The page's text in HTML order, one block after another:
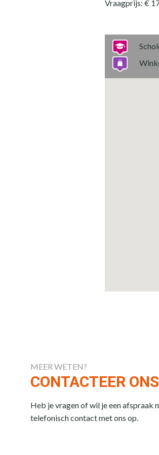
Vraagprijs: €
MEER WETEN?
CONTACTEER
Heb je vragen of wil je een afspraak
telefonisch contact met ons op.